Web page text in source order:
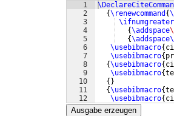
1
2
3
4
5
6
7
8
9
10
11
12
{\renewcommand {
\ifnumgreater
{\addspace
{
\usebibmacro{
\usebibmacro{
{\usebibmacro{
\usebibmacro{
{ }
{\usebibmacro{
\usebibmacro{
Ausgabe erzeugen